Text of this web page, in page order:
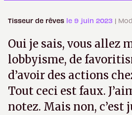
Tisseur de rêves le 9 juin 2023 |
Oui je sais, vous allez
lobbyisme, de
d’avoir des actions
Tout ceci est faux.
notez. Mais non, c’est